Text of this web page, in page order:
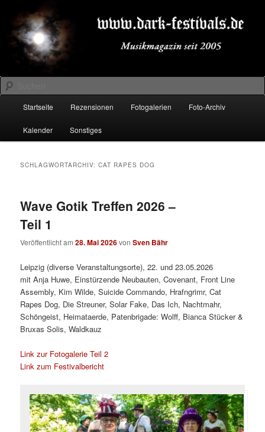
primären
Inhalt
springen
sekundären
Inhalt
springenDARK-FESTIVALS.DE
Suchen
Startseite Rezensionen Fotogalerien Foto-Archiv
Kalender Sonstiges
SCHLAGWORTARCHIV:CAT RAPES DOG
Wave Gotik Treffen 2026 –
Teil 1
Veröffentlicht am28. Mai 2026vonSven Bähr
Leipzig (diverse Veranstaltungsorte), 22. und 23.05.2026
mit Anja Huwe, Einstürzende Neubauten, Covenant, Front Line
Assembly, Kim Wilde, Suicide Commando, Hrafngrimr, Cat
Rapes Dog, Die Streuner, Solar Fake, Das Ich, Nachtmahr,
Schöngeist, Heimataerde, Patenbrigade: Wolff, Bianca Stücker &
Bruxas Solis, Waldkauz
Link zur Fotogalerie Teil 2
Link zum Festivalbericht